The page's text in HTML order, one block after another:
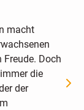
macht
Doch
die
der